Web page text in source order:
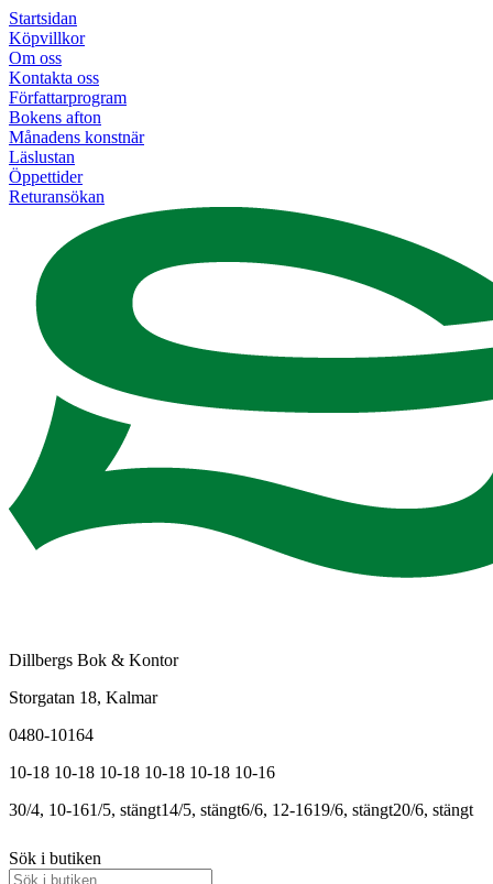
Startsidan
Köpvillkor
Om oss
Kontakta oss
Författarprogram
Bokens afton
Månadens konstnär
Läslustan
Öppettider
Returansökan
Dillbergs Bok & Kontor
Storgatan 18, Kalmar
0480-10164
10-18 10-18 10-18 10-18 10-18 10-16
30/4, 10-161/5, stängt14/5, stängt6/6, 12-1619/6, stängt20/6, stängt
Sök i butiken